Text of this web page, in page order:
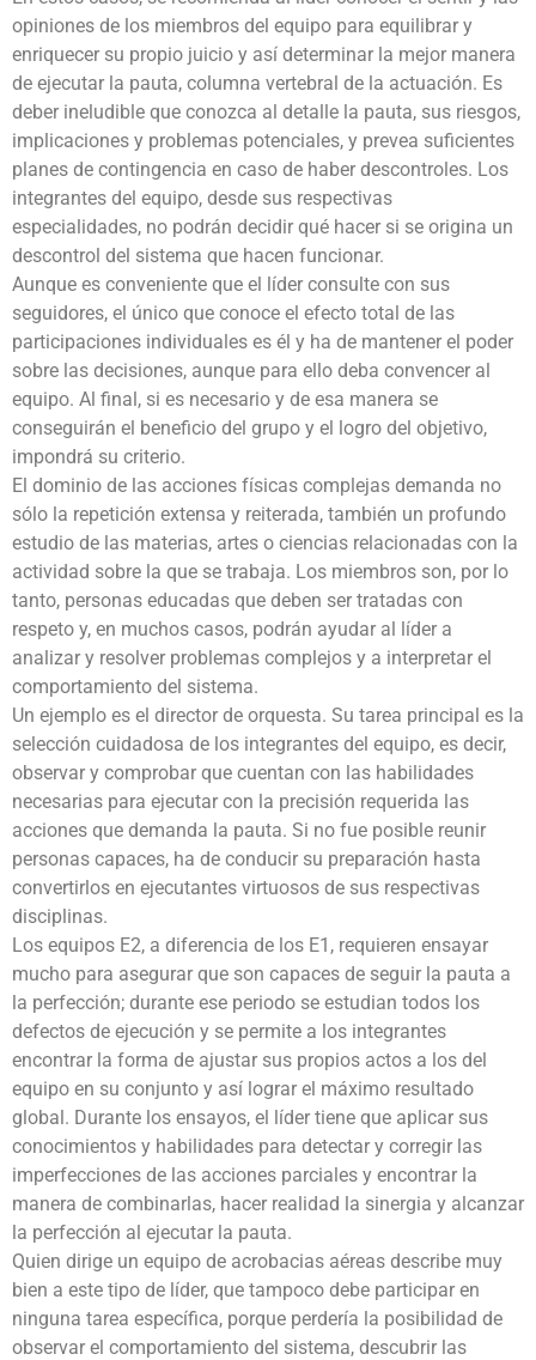
opiniones de los miembros del equipo para equilibrar y
enriquecer su propio juicio y así determinar la mejor manera
de ejecutar la pauta, columna vertebral de la actuación. Es
deber ineludible que conozca al detalle la pauta, sus riesgos,
implicaciones y problemas potenciales, y prevea suficientes
planes de contingencia en caso de haber descontroles. Los
integrantes del equipo, desde sus respectivas
especialidades, no podrán decidir qué hacer si se origina un
descontrol del sistema que hacen funcionar.
Aunque es conveniente que el líder consulte con sus
seguidores, el único que conoce el efecto total de las
participaciones individuales es él y ha de mantener el poder
sobre las decisiones, aunque para ello deba convencer al
equipo. Al final, si es necesario y de esa manera se
conseguirán el beneficio del grupo y el logro del objetivo,
impondrá su criterio.
El dominio de las acciones físicas complejas demanda no
sólo la repetición extensa y reiterada, también un profundo
estudio de las materias, artes o ciencias relacionadas con la
actividad sobre la que se trabaja. Los miembros son, por lo
tanto, personas educadas que deben ser tratadas con
respeto y, en muchos casos, podrán ayudar al líder a
analizar y resolver problemas complejos y a interpretar el
comportamiento del sistema.
Un ejemplo es el director de orquesta. Su tarea principal es la
selección cuidadosa de los integrantes del equipo, es decir,
observar y comprobar que cuentan con las habilidades
necesarias para ejecutar con la precisión requerida las
acciones que demanda la pauta. Si no fue posible reunir
personas capaces, ha de conducir su preparación hasta
convertirlos en ejecutantes virtuosos de sus respectivas
disciplinas.
Los equipos E2, a diferencia de los E1, requieren ensayar
mucho para asegurar que son capaces de seguir la pauta a
la perfección; durante ese periodo se estudian todos los
defectos de ejecución y se permite a los integrantes
encontrar la forma de ajustar sus propios actos a los del
equipo en su conjunto y así lograr el máximo resultado
global. Durante los ensayos, el líder tiene que aplicar sus
conocimientos y habilidades para detectar y corregir las
imperfecciones de las acciones parciales y encontrar la
manera de combinarlas, hacer realidad la sinergia y alcanzar
la perfección al ejecutar la pauta.
Quien dirige un equipo de acrobacias aéreas describe muy
bien a este tipo de líder, que tampoco debe participar en
ninguna tarea específica, porque perdería la posibilidad de
observar el comportamiento del sistema, descubrir las